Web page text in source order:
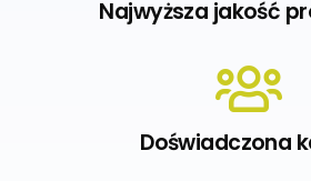
Najwyższa jakość
Doświadczona